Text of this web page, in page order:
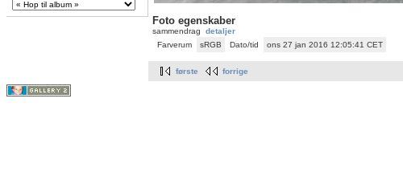
Foto egenskaber
sammendrag detaljer
Farverum
sRGB Dato/tid ons 27 jan 2016 12:05:41 CET
første forrige